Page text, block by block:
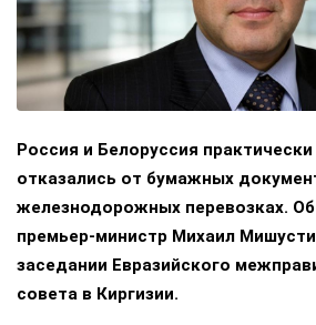
Россия и Белоруссия
отказались от бумажных
железнодорожных перевозках.
премьер-министр Михаил
заседании Евразийского
совета в Киргизии.